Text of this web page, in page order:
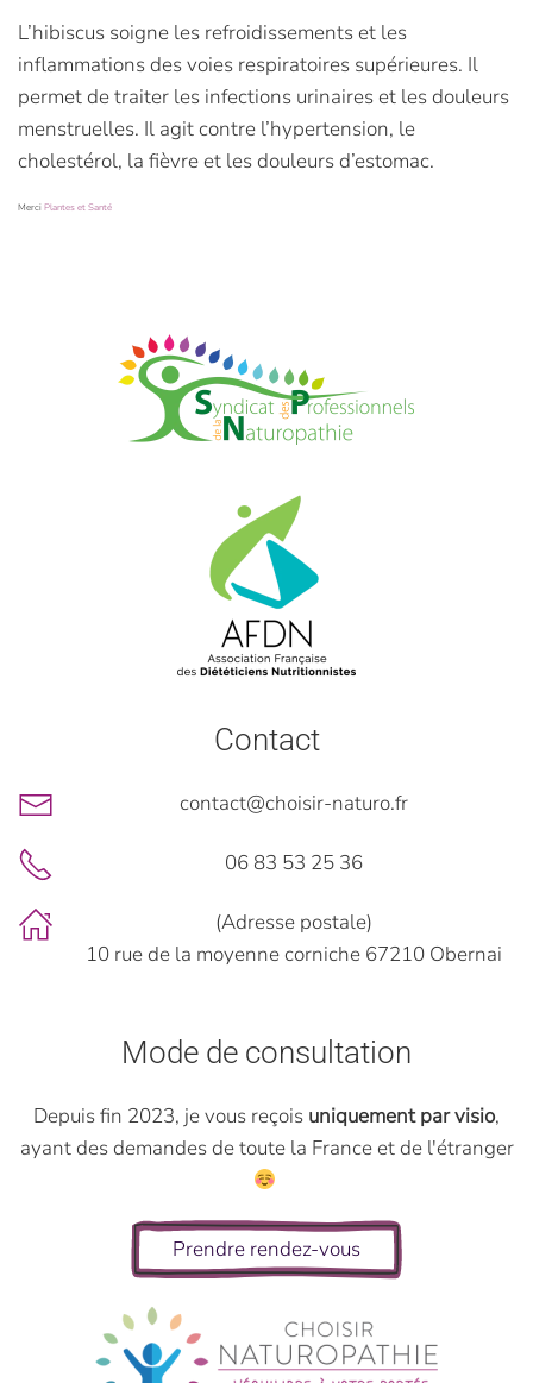
L’hibiscus soigne les refroidissements et les
inflammations des voies respiratoires supérieures. Il
permet de traiter les infections urinaires et les douleurs
menstruelles. Il agit contre l’hypertension, le
cholestérol, la fièvre et les douleurs d’estomac.
MerciPlantes et Santé
Contact
contact@choisir-naturo.fr
06 83 53 25 36
(Adresse postale)
10 rue de la moyenne corniche 67210 Obernai
Mode de consultation
Depuis fin 2023, je vous reçois uniquement par visio,
ayant des demandes de toute la France et de l'étranger
Prendre rendez-vous